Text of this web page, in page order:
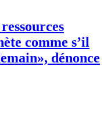
comme s’il
dénonce